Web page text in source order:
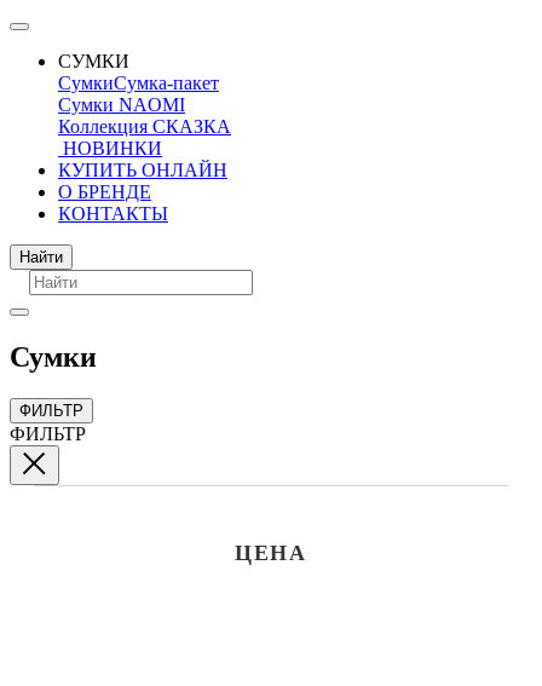
СУМКИ
СумкиСумка-пакет
Сумки NAOMI
Коллекция СКАЗКА
НОВИНКИ
КУПИТЬ ОНЛАЙН
О БРЕНДЕ
КОНТАКТЫ
Поиск
Найти
Сумки
ФИЛЬТР
ФИЛЬТР
ЦЕНА